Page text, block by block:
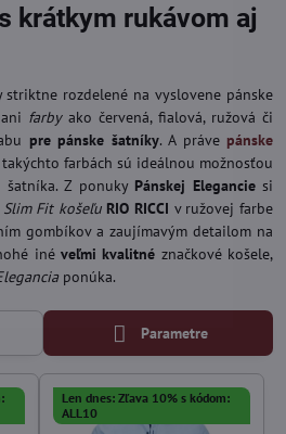
krátkym rukávom aj
rozdelené na vyslovene pánske
farbyako červená, fialová, ružová či
pre pánske šatníky. A práve pánske
farbách sú ideálnou možnosťou
šatníka. Z ponuky Pánskej Eleganciesi
Slim Fit košeľu RIO RICCI v ružovej farbe
gombíkov a zaujímavým detailom na
iné veľmi kvalitné značkové košele,
ponúka.
Parametre
Len dnes: Zľava 10% s kódom:
ALL10